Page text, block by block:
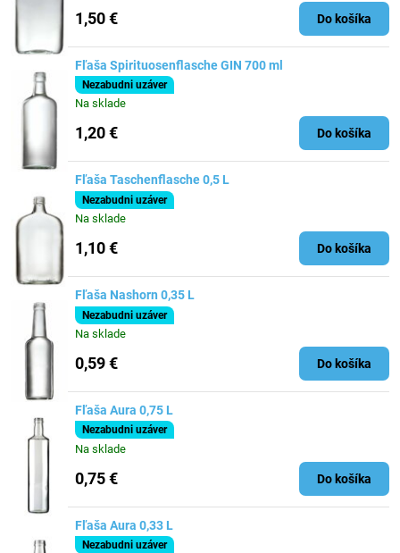
1,50 € Do košíka
Fľaša Spirituosenflasche GIN 700 ml
Nezabudni uzáver
Na sklade
1,20 € Do košíka
Fľaša Taschenflasche 0,5 L
Nezabudni uzáver
Na sklade
1,10 € Do košíka
Fľaša Nashorn 0,35 L
Nezabudni uzáver
Na sklade
0,59 € Do košíka
Fľaša Aura 0,75 L
Nezabudni uzáver
Na sklade
0,75 € Do košíka
Fľaša Aura 0,33 L
Nezabudni uzáver